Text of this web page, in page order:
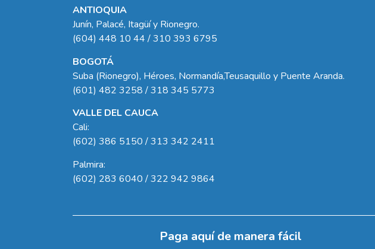
ANTIOQUIA
Junín, Palacé, Itagüí y Rionegro.
(604) 448 10 44 / 310 393 6795
BOGOTÁ
Suba (Rionegro), Héroes, Normandía,Teusaquillo y Puente Aranda.
(601) 482 3258 / 318 345 5773
VALLE DEL CAUCA
Cali:
(602) 386 5150 / 313 342 2411
Palmira:
(602) 283 6040 / 322 942 9864
Paga aquí de manera fácil